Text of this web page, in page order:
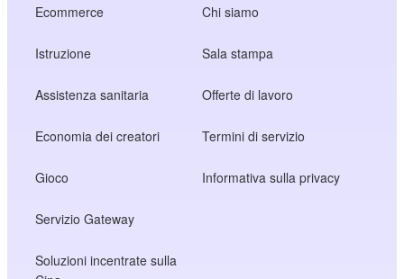
Ecommerce
Istruzione
Assistenza sanitaria
Economia dei creatori
Gioco
Servizio Gateway
Soluzioni incentrate sulla
Chi siamo
Sala stampa
Offerte di lavoro
Termini di servizio
Informativa sulla privacy